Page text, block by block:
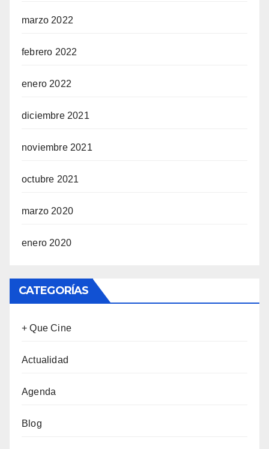
marzo 2022
febrero 2022
enero 2022
diciembre 2021
noviembre 2021
octubre 2021
marzo 2020
enero 2020
CATEGORÍAS
+ Que Cine
Actualidad
Agenda
Blog